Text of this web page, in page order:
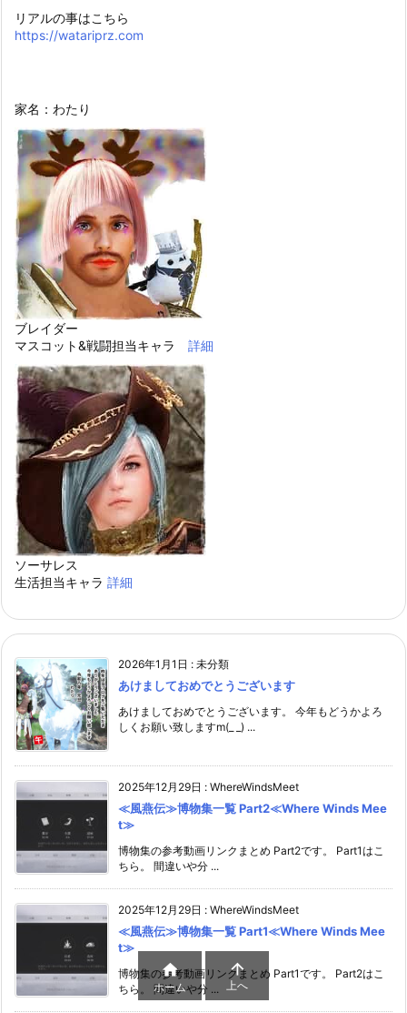
リアルの事はこちら
https://watariprz.com
家名：わたり
ブレイダー
マスコット&戦闘担当キャラ 詳細
ソーサレス
生活担当キャラ 詳細
2026年1月1日 : 未分類
あけましておめでとうございます
あけましておめでとうございます。 今年もどうかよろ
しくお願い致しますm(_ _) ...
2025年12月29日 : WhereWindsMeet
≪風燕伝≫博物集一覧 Part2≪Where Winds Mee
t≫
博物集の参考動画リンクまとめ Part2です。 Part1はこ
ちら。 間違いや分 ...
2025年12月29日 : WhereWindsMeet
≪風燕伝≫博物集一覧 Part1≪Where Winds Mee
t≫
博物集の参考動画リンクまとめ Part1です。 Part2はこ
ちら。 間違いや分 ...

ホーム

上へ